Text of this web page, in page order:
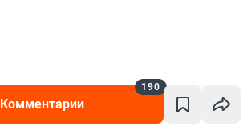
Комментарии
190